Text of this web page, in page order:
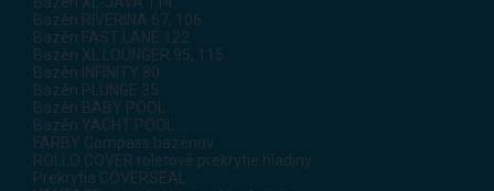
Bazén RIVERINA 67, 106
Bazén FAST LANE 122
Bazén XL LOUNGER 95, 115
Bazén INFINITY 80
Bazén PLUNGE 35
Bazén BABY POOL
Bazén YACHT POOL
FARBY Compass bazénov
ROLLO COVER roletové prekrytie hladiny
Prekrytia COVERSEAL